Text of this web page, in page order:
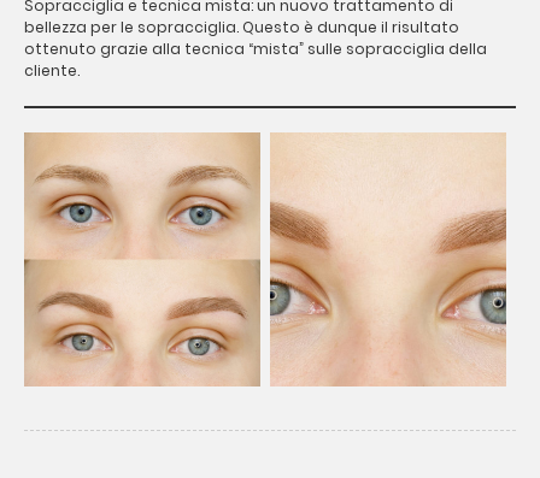
Sopracciglia e tecnica mista: un nuovo trattamento di
bellezza per le sopracciglia. Questo è dunque il risultato
ottenuto grazie alla tecnica “mista” sulle sopracciglia della
cliente.